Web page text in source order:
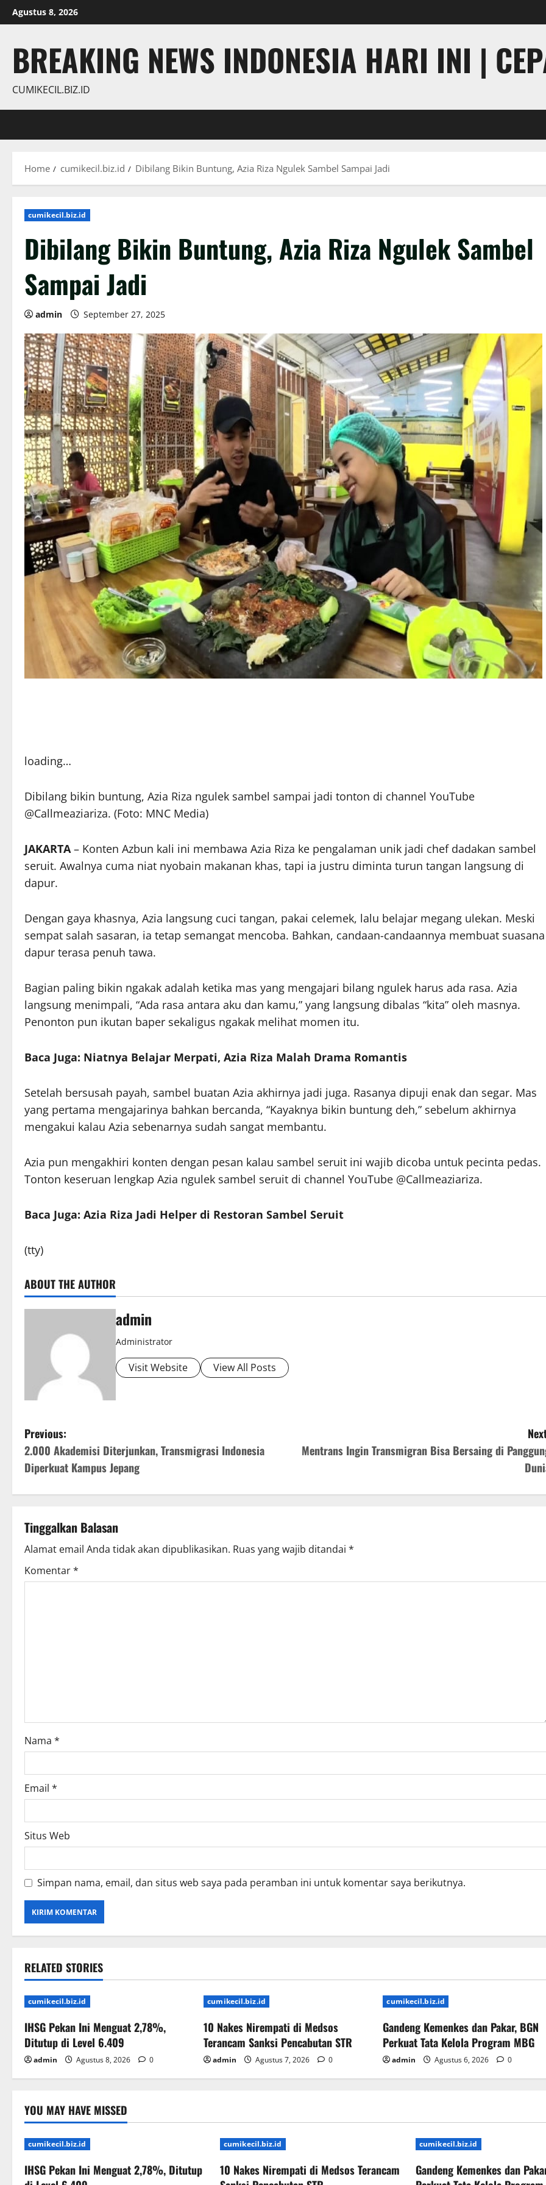
Skip
to
Agustus 8, 2026
BREAKING NEWS INDONESIA HARI INI |
CUMIKECIL.BIZ.ID
Home cumikecil.biz.id Dibilang Bikin Buntung, Azia Riza Ngulek Sambel Sampai Jadi
cumikecil.biz.id
Dibilang Bikin Buntung, Azia Riza Ngulek Sambel
Sampai Jadi
admin September 27, 2025
loading…
Dibilang bikin buntung, Azia Riza ngulek sambel sampai jadi tonton di channel YouTube
@Callmeaziariza. (Foto: MNC Media)
JAKARTA– Konten Azbun kali ini membawa Azia Riza ke pengalaman unik jadi chef dadakan sambel
seruit. Awalnya cuma niat nyobain makanan khas, tapi ia justru diminta turun tangan langsung di
dapur.
Dengan gaya khasnya, Azia langsung cuci tangan, pakai celemek, lalu belajar megang ulekan. Meski
sempat salah sasaran, ia tetap semangat mencoba. Bahkan, candaan-candaannya membuat suasana
dapur terasa penuh tawa.
Bagian paling bikin ngakak adalah ketika mas yang mengajari bilang ngulek harus ada rasa. Azia
langsung menimpali, “Ada rasa antara aku dan kamu,” yang langsung dibalas “kita” oleh masnya.
Penonton pun ikutan baper sekaligus ngakak melihat momen itu.
Baca Juga: Niatnya Belajar Merpati, Azia Riza Malah Drama Romantis
Setelah bersusah payah, sambel buatan Azia akhirnya jadi juga. Rasanya dipuji enak dan segar. Mas
yang pertama mengajarinya bahkan bercanda, “Kayaknya bikin buntung deh,” sebelum akhirnya
mengakui kalau Azia sebenarnya sudah sangat membantu.
Azia pun mengakhiri konten dengan pesan kalau sambel seruit ini wajib dicoba untuk pecinta pedas.
Tonton keseruan lengkap Azia ngulek sambel seruit di channel YouTube @Callmeaziariza.
Baca Juga: Azia Riza Jadi Helper di Restoran Sambel Seruit
(tty)
ABOUT THE AUTHOR
admin
Administrator
Visit Website View All Posts
P
o
s
n
a
v
i
o
n
Previous:
2.000 Akademisi Diterjunkan, Transmigrasi Indonesia
Diperkuat Kampus Jepang
Mentrans Ingin Transmigran Bisa Bersaing di
Tinggalkan Balasan
Alamat email Anda tidak akan dipublikasikan. Ruas yang wajib ditandai *
Komentar*
Nama *
Email *
Situs Web
Simpan nama, email, dan situs web saya pada peramban ini untuk komentar saya berikutnya.
RELATED STORIES
cumikecil.biz.id
IHSG Pekan Ini Menguat 2,78%,
Ditutup di Level 6.409
admin Agustus 8, 2026 0
cumikecil.biz.id
10 Nakes Nirempati di Medsos
Terancam Sanksi Pencabutan STR
admin Agustus 7, 2026 0
cumikecil.biz.id
Gandeng Kemenkes dan Pakar, BGN
Perkuat Tata Kelola Program MBG
admin Agustus 6, 2026 0
YOU MAY HAVE MISSED
cumikecil.biz.id
IHSG Pekan Ini Menguat 2,78%, Ditutup
cumikecil.biz.id
10 Nakes Nirempati di Medsos Terancam
cumikecil.biz.id
Gandeng Kemenkes dan